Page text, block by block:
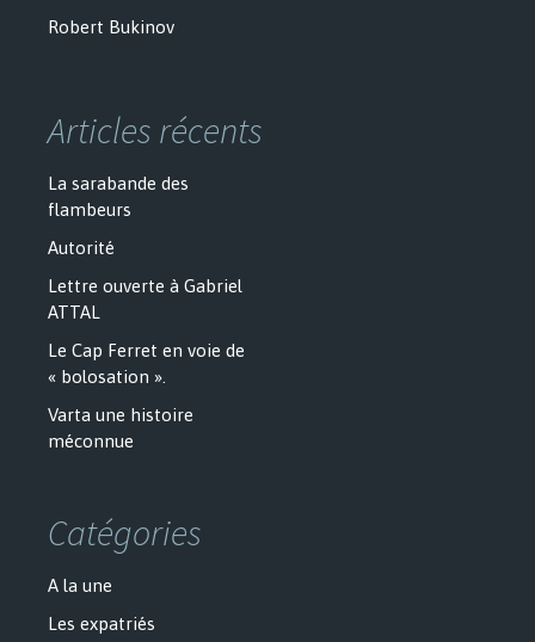
Robert Bukinov
Articles récents
La sarabande des
flambeurs
Autorité
Lettre ouverte à Gabriel
ATTAL
Le Cap Ferret en voie de
« bolosation ».
Varta une histoire
méconnue
Catégories
A la une
Les expatriés